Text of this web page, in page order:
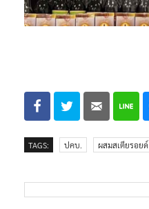
TAGS: ปคบ. ผสมสเตียรอยด์